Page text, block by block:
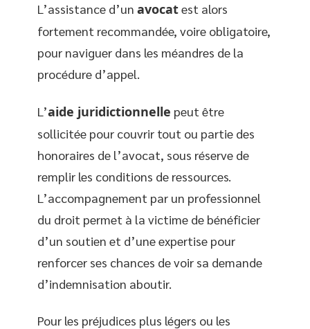
L’assistance d’un avocatest alors
fortement recommandée, voire obligatoire,
pour naviguer dans les méandres de la
procédure d’appel.
L’aide juridictionnelle peut être
sollicitée pour couvrir tout ou partie des
honoraires de l’avocat, sous réserve de
remplir les conditions de ressources.
L’accompagnement par un professionnel
du droit permet à la victime de bénéficier
d’un soutien et d’une expertise pour
renforcer ses chances de voir sa demande
d’indemnisation aboutir.
Pour les préjudices plus légers ou les